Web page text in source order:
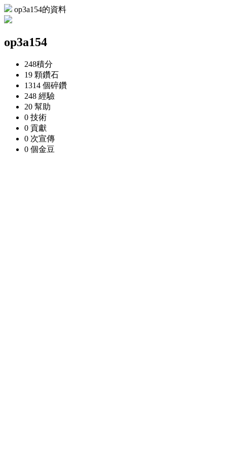
op3a154的資料
op3a154
248積分
19 顆鑽石
1314 個碎鑽
248 經驗
20 幫助
0 技術
0 貢獻
0 次宣傳
0 個金豆